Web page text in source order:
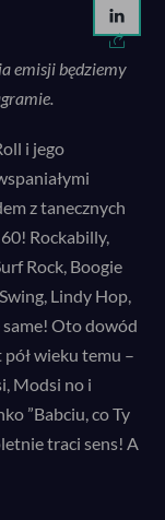
emisji będziemy
i jego
z tanecznych
Rockabilly,
Rock, Boogie
Lindy Hop,
Oto dowód
wieku temu –
Modsi no i
”Babciu, co Ty
traci sens! A